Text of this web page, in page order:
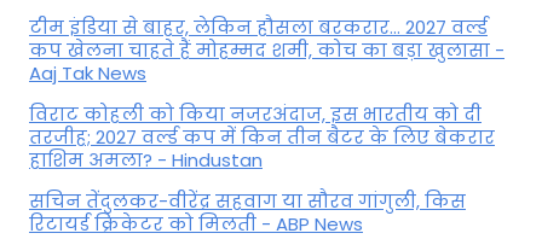
टीम इंडिया से बाहर, लेकिन हौसला बरकरार... 2027 वर्ल्ड
कप खेलना चाहते हैं मोहम्मद शमी, कोच का बड़ा खुलासा -
Aaj Tak News
विराट कोहली को किया नजरअंदाज, इस भारतीय को दी
तरजीह; 2027 वर्ल्ड कप में किन तीन बैटर के लिए बेकरार
हाशिम अमला? - Hindustan
सचिन तेंदुलकर-वीरेंद्र सहवाग या सौरव गांगुली, किस
रिटायर्ड क्रिकेटर को मिलती - ABP News